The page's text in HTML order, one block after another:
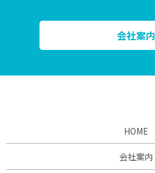
会社案内
HOME
会社案内